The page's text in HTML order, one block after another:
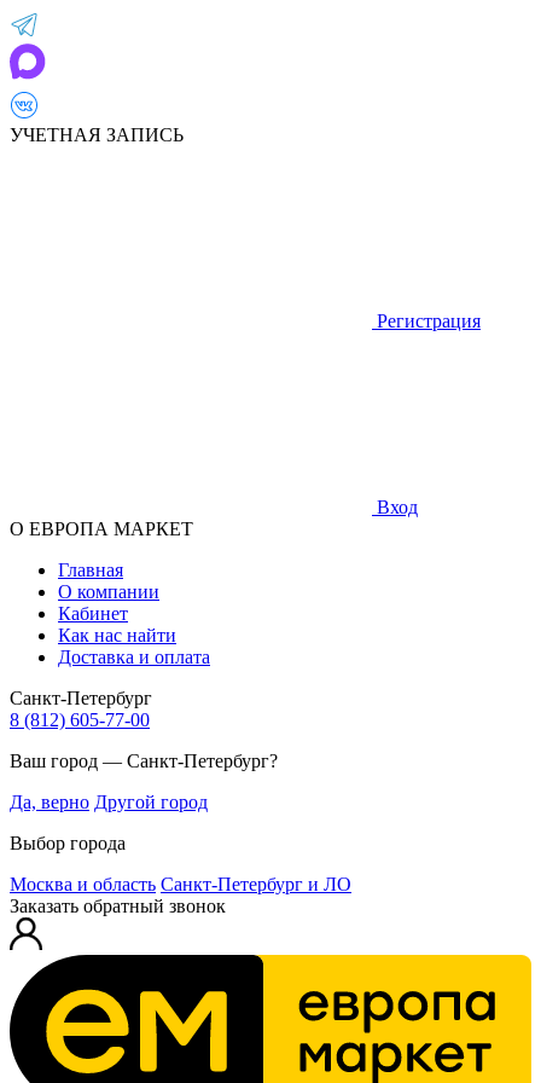
УЧЕТНАЯ ЗАПИСЬ
Регистрация
Вход
О ЕВРОПА МАРКЕТ
Главная
О компании
Кабинет
Как нас найти
Доставка и оплата
Санкт-Петербург
8 (812) 605-77-00
Ваш город — Санкт-Петербург?
Да, верно Другой город
Выбор города
Москва и область Санкт-Петербург и ЛО
Заказать обратный звонок